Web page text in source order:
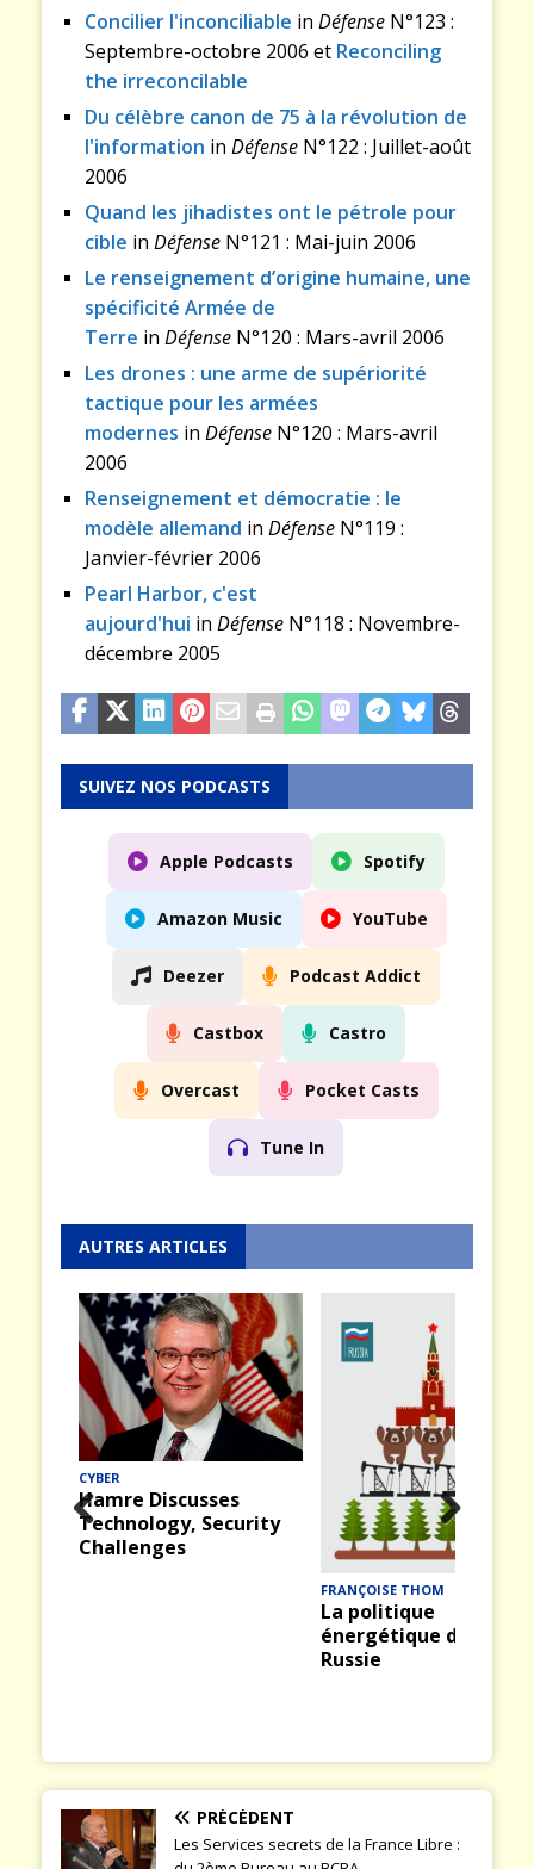
Concilier l'inconciliable in Défense N°123 :
Septembre-octobre 2006 et Reconciling
the irreconcilable
Du célèbre canon de 75 à la révolution de
l'information in Défense N°122 : Juillet-août
2006
Quand les jihadistes ont le pétrole pour
cible in Défense N°121 : Mai-juin 2006
Le renseignement d’origine humaine, une
spécificité Armée de
Terre in Défense N°120 : Mars-avril 2006
Les drones : une arme de supériorité
tactique pour les armées
modernes in Défense N°120 : Mars-avril
2006
Renseignement et démocratie : le
modèle allemand in Défense N°119 :
Janvier-février 2006
Pearl Harbor, c'est
aujourd'hui in Défense N°118 : Novembre-
décembre 2005
SUIVEZ NOS PODCASTS
Apple Podcasts Spotify
Amazon Music YouTube
Deezer Podcast Addict
Castbox Castro
Overcast Pocket Casts
Tune In
AUTRES ARTICLES
CYBER
Hamre Discusses
Technology, Security
Challenges
FRANÇOISE THOM
La politique
énergétique de la
Russie
Prev
Nex
PRÉCÉDENT
Les Services secrets de la France Libre :